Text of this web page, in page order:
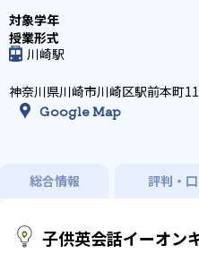
川崎駅
神奈川県川崎市川崎区駅前本町
Google Map
総合情報 評判・
子供英会話イーオン